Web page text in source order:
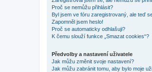
Proč se nemůžu přihlásit?
Byl jsem ve fóru zaregistrovaný, ale teď
Zapomněl jsem heslo!
Proč se automaticky odhlašuji?
K čemu slouží funkce „Smazat cookies“?
Předvolby a nastavení uživatele
Jak můžu změnit svoje nastavení?
Jak můžu zabránit tomu, aby bylo moje